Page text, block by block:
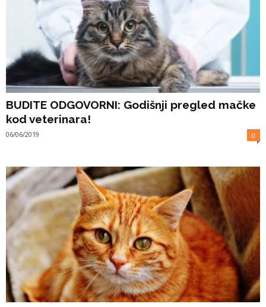
BUDITE ODGOVORNI: Godišnji pregled mačke
kod veterinara!
06/06/2019 0